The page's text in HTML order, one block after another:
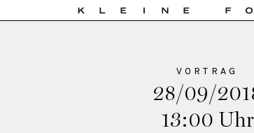
VORTRAG
28/09/
13:00 Uhr